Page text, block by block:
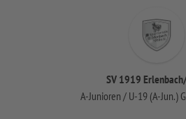
SV 1919
A-Junioren / U-19 (A-Jun.)